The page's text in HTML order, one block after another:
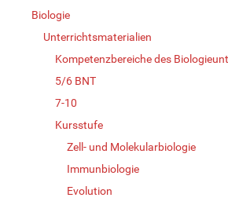
Biologie
Unterrichtsmaterialien
Kompetenzbereiche des
5/6 BNT
7-10
Kursstufe
Zell- und Molekularbiologie
Immunbiologie
Evolution